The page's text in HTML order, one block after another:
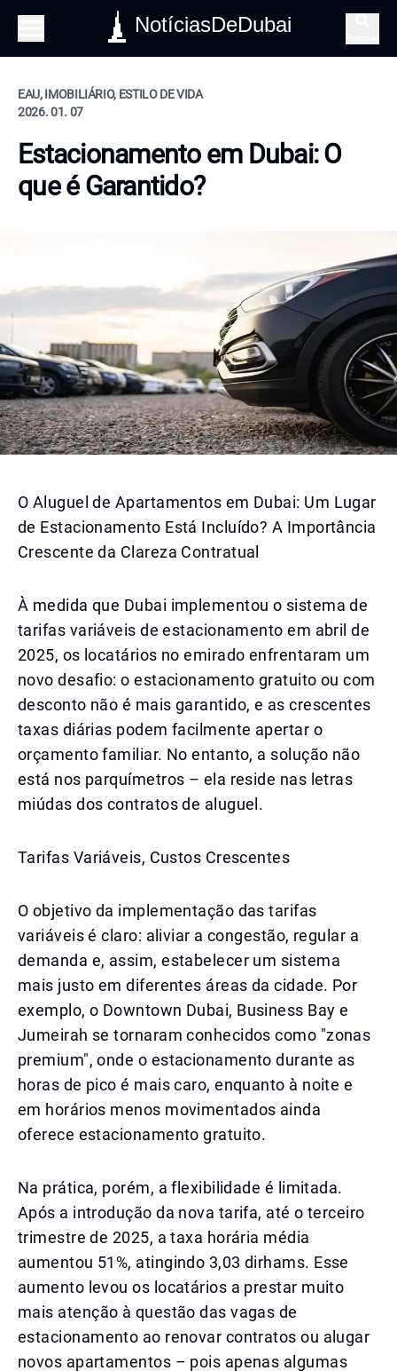
NotíciasDeDubai
EAU, IMOBILIÁRIO, ESTILO DE VIDA
2026. 01. 07
Estacionamento em Dubai: O
que é Garantido?
O Aluguel de Apartamentos em Dubai: Um Lugar
de Estacionamento Está Incluído? A Importância
Crescente da Clareza Contratual
À medida que Dubai implementou o sistema de
tarifas variáveis de estacionamento em abril de
2025, os locatários no emirado enfrentaram um
novo desafio: o estacionamento gratuito ou com
desconto não é mais garantido, e as crescentes
taxas diárias podem facilmente apertar o
orçamento familiar. No entanto, a solução não
está nos parquímetros – ela reside nas letras
miúdas dos contratos de aluguel.
Tarifas Variáveis, Custos Crescentes
O objetivo da implementação das tarifas
variáveis é claro: aliviar a congestão, regular a
demanda e, assim, estabelecer um sistema
mais justo em diferentes áreas da cidade. Por
exemplo, o Downtown Dubai, Business Bay e
Jumeirah se tornaram conhecidos como "zonas
premium", onde o estacionamento durante as
horas de pico é mais caro, enquanto à noite e
em horários menos movimentados ainda
oferece estacionamento gratuito.
Na prática, porém, a flexibilidade é limitada.
Após a introdução da nova tarifa, até o terceiro
trimestre de 2025, a taxa horária média
aumentou 51%, atingindo 3,03 dirhams. Esse
aumento levou os locatários a prestar muito
mais atenção à questão das vagas de
estacionamento ao renovar contratos ou alugar
novos apartamentos – pois apenas algumas